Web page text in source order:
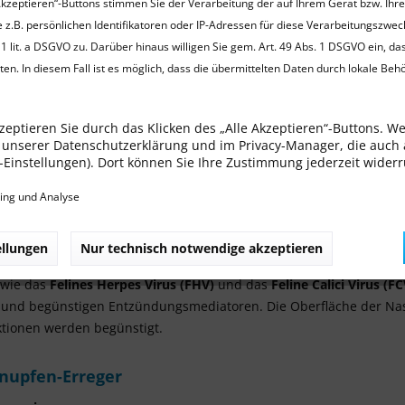
Beteiligte Erreger sind verschiedene Viren sowie
Da die Erreger sich gegenseitig begünstigen und damit
können und Behandlung und Bekämpfung dieser
dennoch berechtigt.
sind beim Katzenschnupfen sehr vielschichtig und
reichen von mildem, nur wässrigem Nasenausfuß bis zu
Virusinfektionen vor, neben unspezifschen Adenoviren,
dasFelines Herpes Virus (FHV)und dasFeline Calici Virus
begünstigen Entzündungsmediatoren. Die Oberfläche der
werden begünstigt.
Erreger
Buttons stimmen Sie der Verarbeitung der auf Ihrem Gerät bzw.
persönlichen Identifikatoren oder IP-Adressen für diese
lit. a DSGVO zu. Darüber hinaus willigen Sie gem. Art. 49 Abs. 1 DSGVO ein,
In diesem Fall ist es möglich, dass die übermittelten Daten durch lokale
Sie durch das Klicken des „Alle Akzeptieren“-Buttons.
Datenschutzerklärung und im Privacy-Manager, die auch
Einstellungen). Dort können Sie Ihre Zustimmung jederzeit
und Analyse
Nur technisch notwendige akzeptieren